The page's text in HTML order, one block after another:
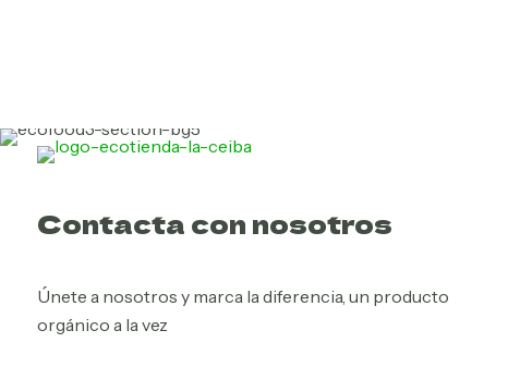
Contacta con nosotros
Únete a nosotros y marca la diferencia, un producto
orgánico a la vez